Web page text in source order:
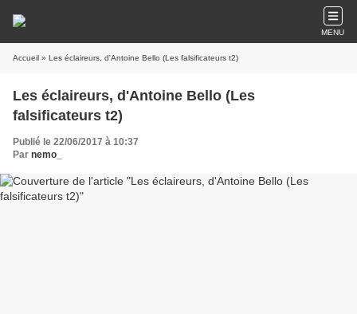
MENU
Accueil » Les éclaireurs, d'Antoine Bello (Les falsificateurs t2)
Les éclaireurs, d'Antoine Bello (Les
falsificateurs t2)
Publié le 22/06/2017 à 10:37
Par nemo_